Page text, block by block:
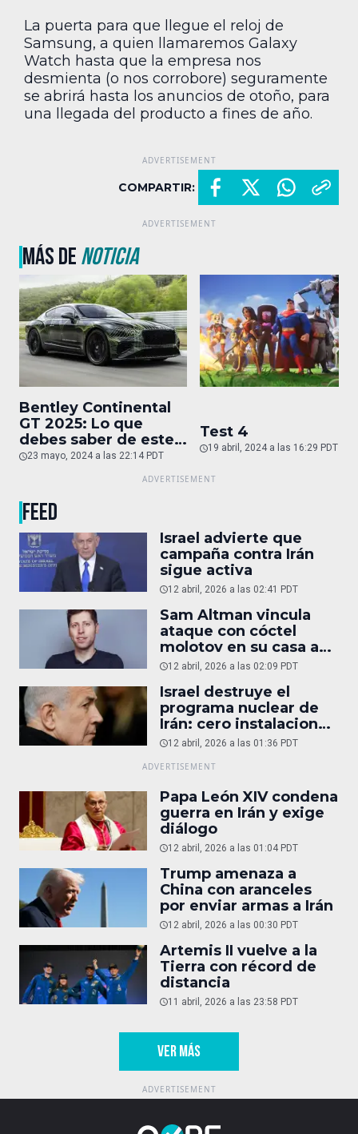
La puerta para que llegue el reloj de
Samsung, a quien llamaremos Galaxy
Watch hasta que la empresa nos
desmienta (o nos corrobore) seguramente
se abrirá hasta los anuncios de otoño, para
una llegada del producto a fines de año.
COMPARTIR:
MÁS DENOTICIA
Bentley Continental
GT 2025: Lo que
debes saber de este
auto de superlujo
23 mayo, 2024 a las 22:14 PDT
Test 4
19 abril, 2024 a las 16:29 PDT
FEED
Israel advierte que
campaña contra Irán
sigue activa
12 abril, 2026 a las 02:41 PDT
Sam Altman vincula
ataque con cóctel
molotov en su casa a
reportaje
12 abril, 2026 a las 02:09 PDT
Israel destruye el
programa nuclear de
Irán: cero instalaciones
operativas
12 abril, 2026 a las 01:36 PDT
Papa León XIV condena
guerra en Irán y exige
diálogo
12 abril, 2026 a las 01:04 PDT
Trump amenaza a
China con aranceles
por enviar armas a Irán
12 abril, 2026 a las 00:30 PDT
Artemis II vuelve a la
Tierra con récord de
distancia
11 abril, 2026 a las 23:58 PDT
VER MÁS